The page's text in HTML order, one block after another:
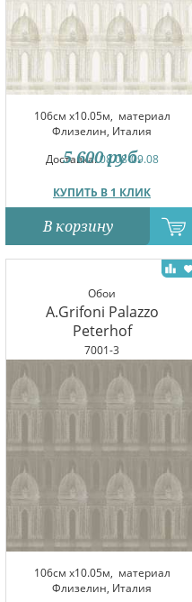
106см x10.05м, материал
Флизелин, Италия
Доставка:08.08-09.08
КУПИТЬ В 1 КЛИК
5 600 руб.
В корзину
Обои
A.Grifoni Palazzo
Peterhof
7001-3
106см x10.05м, материал
Флизелин, Италия